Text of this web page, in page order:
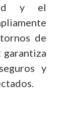
y el
de
garantiza
y